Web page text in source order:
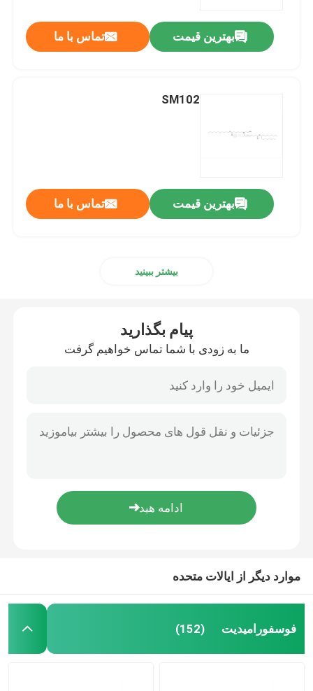
بهترین قیمت تماس با ما
SM102
بهترین قیمت تماس با ما
بیشتر ببینید
پیام بگذارید
ما به زودی با شما تماس خواهیم گرفت
موارد دیگر از ایالات متحده
فوسفورامیدیت (152)